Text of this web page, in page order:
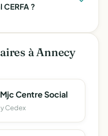
?
à Annecy
Centre Social
Cedex